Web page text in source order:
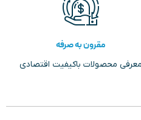
مقرون به صرفه
معرفی محصولات باکیفیت اقتصادی